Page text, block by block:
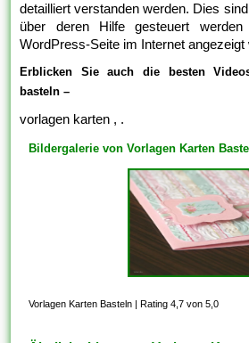
detailliert verstanden werden. Dies
über deren Hilfe gesteuert
WordPress-Seite im Internet angezeigt
Erblicken Sie auch die besten
basteln –
vorlagen karten , .
Bildergalerie von Vorlagen Karten
Vorlagen Karten Basteln |Rating 4,7 von 5,0